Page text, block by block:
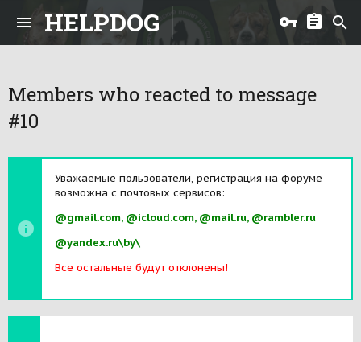
HELPDOG
Members who reacted to message
#10
Уважаемые пользователи, регистрация на форуме
возможна с почтовых сервисов:
@gmail.com, @icloud.com, @mail.ru, @rambler.ru
@yandex.ru\by\
Все остальные будут отклонены!